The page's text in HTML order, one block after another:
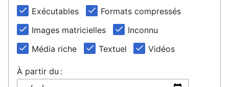
Exécutables
Formats compressés
Images matricielles
Inconnu
Média riche
Textuel Vidéos
À partir du :